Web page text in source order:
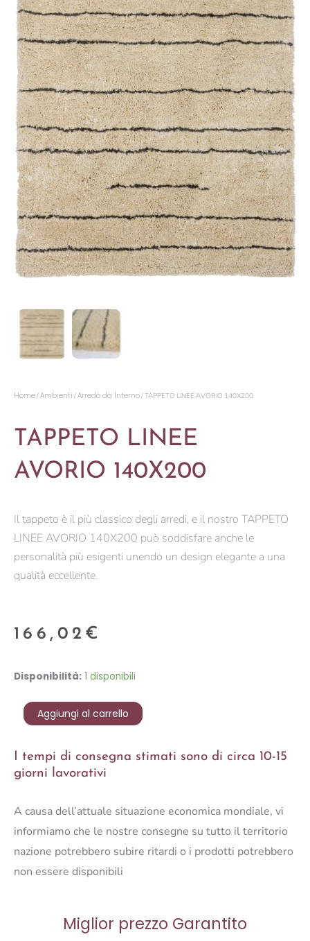
Home/Ambienti /Arredo da Interno/ TAPPETO LINEE AVORIO 140X200
TAPPETO LINEE
AVORIO 140X200
Il tappeto è il più classico degli arredi, e il nostro TAPPETO
LINEE AVORIO 140X200 può soddisfare anche le
personalità più esigenti unendo un design elegante a una
qualità eccellente.
166,02 €
Disponibilità: 1 disponibili
TAPPETO
AVORIO
140X200
Aggiungi al carrello
I tempi di consegna stimati sono di circa 10-15
giorni lavorativi
A causa dell’attuale situazione economica mondiale, vi
informiamo che le nostre consegne su tutto il territorio
nazione potrebbero subire ritardi o i prodotti potrebbero
non essere disponibili
Miglior prezzo Garantito